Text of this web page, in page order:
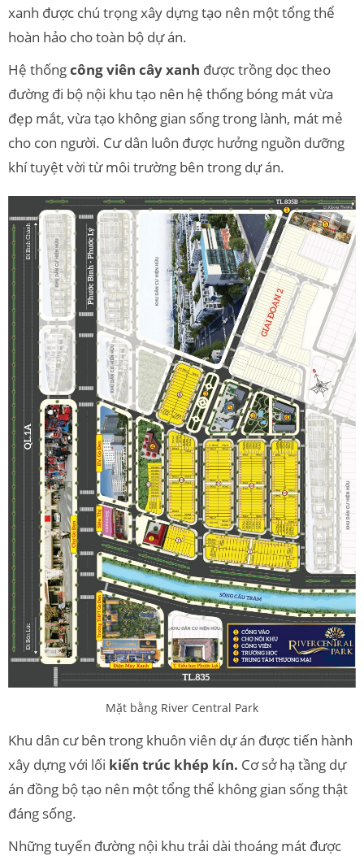
xanh được chú trọng xây dựng tạo nên một tổng thể
hoàn hảo cho toàn bộ dự án.
Hệ thốngcông viên cây xanh được trồng dọc theo
đường đi bộ nội khu tạo nên hệ thống bóng mát vừa
đẹp mắt, vừa tạo không gian sống trong lành, mát mẻ
cho con người. Cư dân luôn được hưởng nguồn dưỡng
khí tuyệt vời từ môi trường bên trong dự án.
Mặt bằng River Central Park
Khu dân cư bên trong khuôn viên dự án được tiến hành
xây dựng với lối kiến trúc khép kín. Cơ sở hạ tầng dự
án đồng bộ tạo nên một tổng thể không gian sống thật
đáng sống.
Những tuyến đường nội khu trải dài thoáng mát được